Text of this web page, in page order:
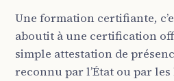
Une formation certifiante,
aboutit à une certification
simple attestation de
reconnu par l’État ou par